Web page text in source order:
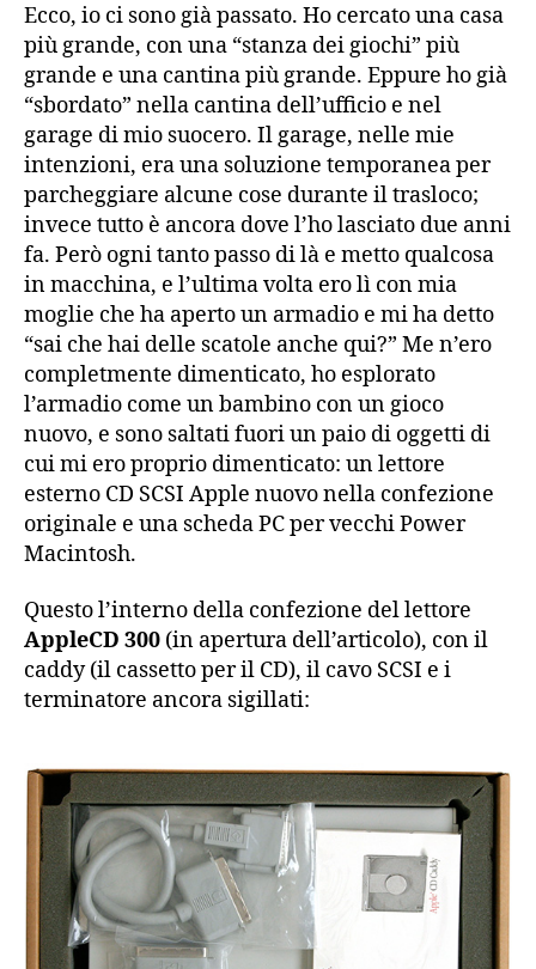
Ecco, io ci sono già passato. Ho cercato una casa
più grande, con una “stanza dei giochi” più
grande e una cantina più grande. Eppure ho già
“sbordato” nella cantina dell’ufficio e nel
garage di mio suocero. Il garage, nelle mie
intenzioni, era una soluzione temporanea per
parcheggiare alcune cose durante il trasloco;
invece tutto è ancora dove l’ho lasciato due anni
fa. Però ogni tanto passo di là e metto qualcosa
in macchina, e l’ultima volta ero lì con mia
moglie che ha aperto un armadio e mi ha detto
“sai che hai delle scatole anche qui?” Me n’ero
completmente dimenticato, ho esplorato
l’armadio come un bambino con un gioco
nuovo, e sono saltati fuori un paio di oggetti di
cui mi ero proprio dimenticato: un lettore
esterno CD SCSI Apple nuovo nella confezione
originale e una scheda PC per vecchi Power
Macintosh.
Questo l’interno della confezione del lettore
AppleCD 300 (in apertura dell’articolo), con il
caddy (il cassetto per il CD), il cavo SCSI e i
terminatore ancora sigillati: